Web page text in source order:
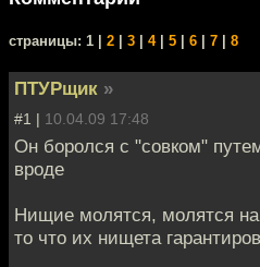
cтраницы: 1 | 2 3 4| 5 6 7 8
ПТУРщик »
#1 | 10.04.09 17:48
Он боролся с "совком"
вроде
Нищие молятся, молятся на
то что их нищета